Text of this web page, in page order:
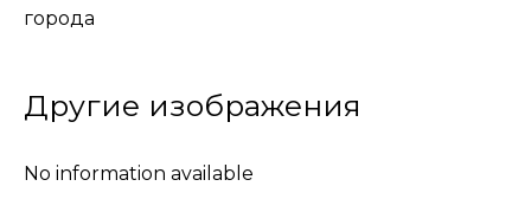
города
Другие изображения
No information available